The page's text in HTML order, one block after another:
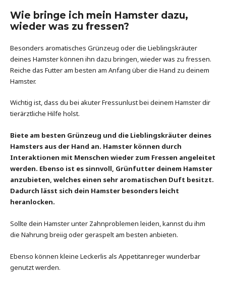
Wie bringe ich mein Hamster dazu,
wieder was zu fressen?
Besonders aromatisches Grünzeug oder die Lieblingskräuter
deines Hamster können ihn dazu bringen, wieder was zu fressen.
Reiche das Futter am besten am Anfang über die Hand zu deinem
Hamster.
Wichtig ist, dass du bei akuter Fressunlust bei deinem Hamster dir
tierärztliche Hilfe holst.
Biete am besten Grünzeug und die Lieblingskräuter deines
Hamsters aus der Hand an. Hamster können durch
Interaktionen mit Menschen wieder zum Fressen angeleitet
werden. Ebenso ist es sinnvoll, Grünfutter deinem Hamster
anzubieten, welches einen sehr aromatischen Duft besitzt.
Dadurch lässt sich dein Hamster besonders leicht
heranlocken.
Sollte dein Hamster unter Zahnproblemen leiden, kannst du ihm
die Nahrung breiig oder geraspelt am besten anbieten.
Ebenso können kleine Leckerlis als Appetitanreger wunderbar
genutzt werden.